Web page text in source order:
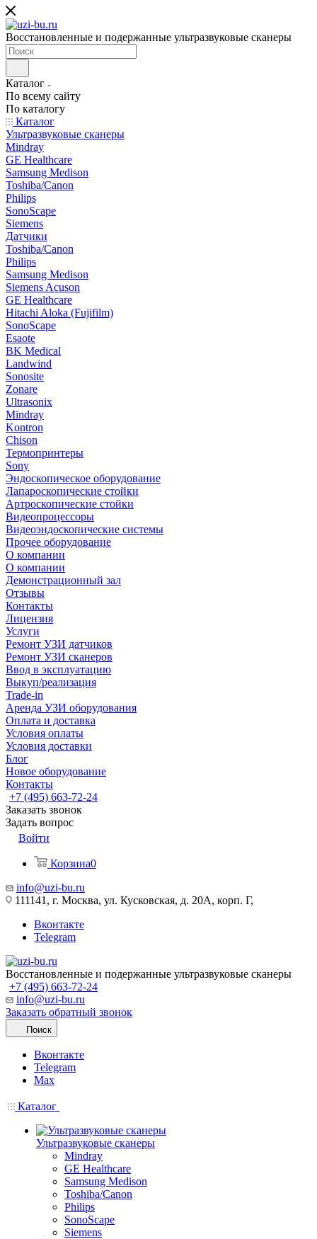
Восстановленные и подержанные ультразвуковые сканеры
Каталог
По всему сайту
По каталогу
Каталог
Ультразвуковые сканеры
Mindray
GE Healthcare
Samsung Medison
Toshiba/Canon
Philips
SonoScape
Siemens
Датчики
Toshiba/Canon
Philips
Samsung Medison
Siemens Acuson
GE Healthcare
Hitachi Aloka (Fujifilm)
SonoScape
Esaote
BK Medical
Landwind
Sonosite
Zonare
Ultrasonix
Mindray
Kontron
Chison
Термопринтеры
Sony
Эндоскопическое оборудование
Лапароскопические стойки
Артроскопические стойки
Видеопроцессоры
Видеоэндоскопические системы
Прочее оборудование
О компании
О компании
Демонстрационный зал
Отзывы
Контакты
Лицензия
Услуги
Ремонт УЗИ датчиков
Ремонт УЗИ сканеров
Ввод в эксплуатацию
Выкуп/реализация
Trade-in
Аренда УЗИ оборудования
Оплата и доставка
Условия оплаты
Условия доставки
Блог
Новое оборудование
Контакты
+7 (495) 663-72-24
Заказать звонок
Задать вопрос
Войти
Корзина0
info@uzi-bu.ru
111141, г. Москва, ул. Кусковская, д. 20А, корп. Г,
Вконтакте
Telegram
Восстановленные и подержанные ультразвуковые сканеры
+7 (495) 663-72-24
info@uzi-bu.ru
Заказать обратный звонок
Поиск
Вконтакте
Telegram
Max
Каталог
Ультразвуковые сканеры
Mindray
GE Healthcare
Samsung Medison
Toshiba/Canon
Philips
SonoScape
Siemens